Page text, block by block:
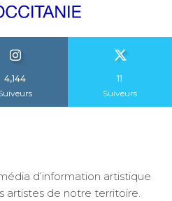
4,144
11
Suiveurs
d’information artistique
artistes de notre territoire.